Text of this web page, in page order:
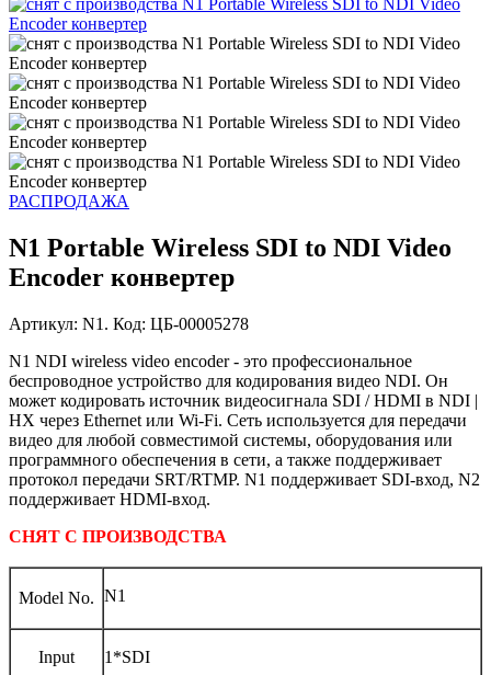
РАСПРОДАЖА
N1 Portable Wireless SDI to NDI Video
Encoder конвертер
Артикул: N1. Код: ЦБ-00005278
N1 NDI wireless video encoder - это профессиональное
беспроводное устройство для кодирования видео NDI. Он
может кодировать источник видеосигнала SDI / HDMI в NDI |
HX через Ethernet или Wi-Fi. Сеть используется для передачи
видео для любой совместимой системы, оборудования или
программного обеспечения в сети, а также поддерживает
протокол передачи SRT/RTMP. N1 поддерживает SDI-вход, N2
поддерживает HDMI-вход.
СНЯТ С ПРОИЗВОДСТВА
Model No. N1
Input 1*SDI